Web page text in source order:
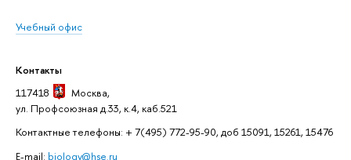
Учебный офис
Контакты
117418
Москва,
ул. Профсоюзная д.33, к.4, каб.521
Контактные телефоны: + 7(495) 772-95-90, доб 15091, 15261, 15476
E-mail: biology@hse.ru